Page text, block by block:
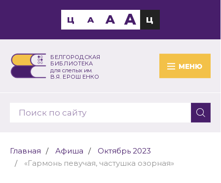
БЕЛГОРОДСКАЯ
БИБЛИОТЕКА
для слепых им.
В.Я. ЕРОШЕНКО
МЕНЮ
Ц A A A Ц
Главная Афиша
Октябрь 2023
«Гармонь певучая, частушка озорная»